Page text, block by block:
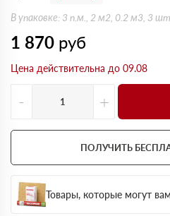
В упаковке: 3 п.м., 2 м2, 0.2 м3, 3 шт
1 870 руб
Цена действительна до 09.08
- +
ПОЛУЧИТЬ
Товары, которые могут